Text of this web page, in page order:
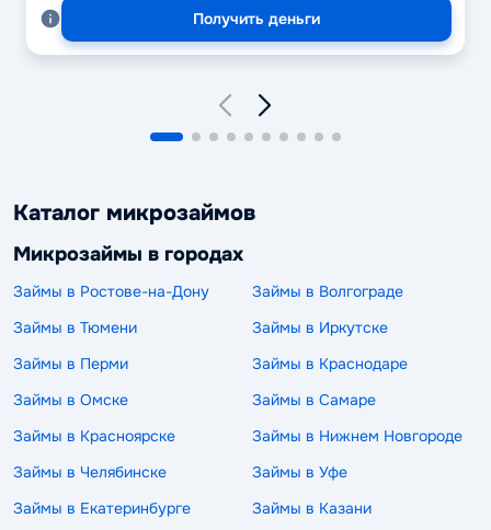
Получить деньги
Каталог микрозаймов
Микрозаймы в городах
Займы в Ростове-на-Дону
Займы в Волгограде
Займы в Тюмени
Займы в Иркутске
Займы в Перми
Займы в Краснодаре
Займы в Омске
Займы в Самаре
Займы в Красноярске
Займы в Нижнем Новгороде
Займы в Челябинске
Займы в Уфе
Займы в Екатеринбурге
Займы в Казани